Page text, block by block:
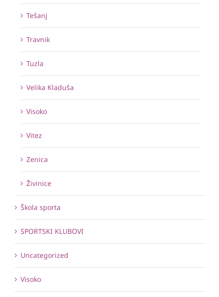
Tešanj
Travnik
Tuzla
Velika Kladuša
Visoko
Vitez
Zenica
Živinice
Škola sporta
SPORTSKI KLUBOVI
Uncategorized
Visoko